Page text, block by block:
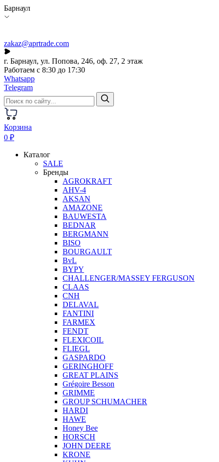
Барнаул
zakaz@aprtrade.com
г. Барнаул, ул. Попова, 246, оф. 27, 2 этаж
Работаем с 8:30 до 17:30
Whatsapp
Telegram
Корзина
0 ₽
Каталог
SALE
Бренды
AGROKRAFT
AHV-4
AKSAN
AMAZONE
BAUWESTA
BEDNAR
BERGMANN
BISO
BOURGAULT
BvL
BYPY
CHALLENGER/MASSEY FERGUSON
CLAAS
CNH
DELAVAL
FANTINI
FARMEX
FENDT
FLEXICOIL
FLIEGL
GASPARDO
GERINGHOFF
GREAT PLAINS
Grégoire Besson
GRIMME
GROUP SCHUMACHER
HARDI
HAWE
Honey Bee
HORSCH
JOHN DEERE
KRONE